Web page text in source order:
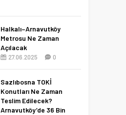
Halkalı–Arnavutköy
Metrosu Ne Zaman
Açılacak
27.06.2025 0
Sazlıbosna TOKİ
Konutları Ne Zaman
Teslim Edilecek?
Arnavutköy’de 36 Bin